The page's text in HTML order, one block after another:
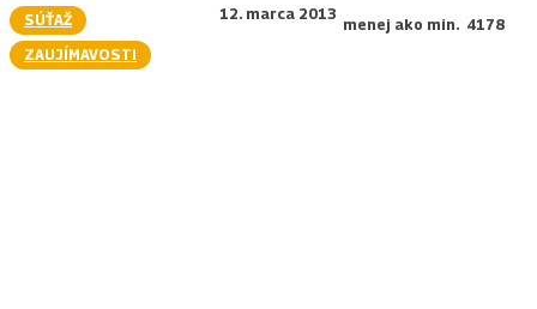
SÚŤAŽ
ZAUJÍMAVOSTI
12. marca 2013
menej ako min. 4178